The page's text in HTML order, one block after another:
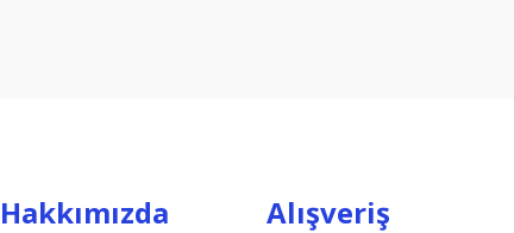
Hakkımızda Alışveriş